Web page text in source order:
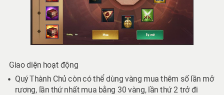
Giao diện hoạt động
Quý Thành Chủ còn có thể dùng vàng mua thêm số lần mở
rương, lần thứ nhất mua bằng 30 vàng, lần thứ 2 trở đi